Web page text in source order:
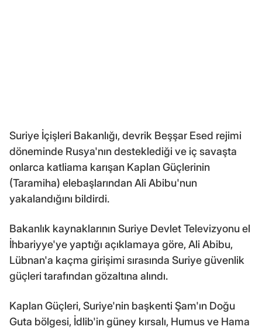
Suriye İçişleri Bakanlığı, devrik Beşşar Esed rejimi
döneminde Rusya'nın desteklediği ve iç savaşta
onlarca katliama karışan Kaplan Güçlerinin
(Taramiha) elebaşlarından Ali Abibu'nun
yakalandığını bildirdi.
Bakanlık kaynaklarının Suriye Devlet Televizyonu el
İhbariyye'ye yaptığı açıklamaya göre, Ali Abibu,
Lübnan'a kaçma girişimi sırasında Suriye güvenlik
güçleri tarafından gözaltına alındı.
Kaplan Güçleri, Suriye'nin başkenti Şam'ın Doğu
Guta bölgesi, İdlib'in güney kırsalı, Humus ve Hama